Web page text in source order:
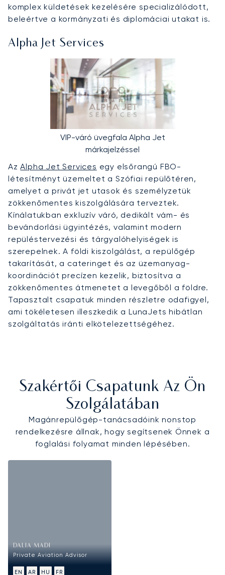
komplex küldetések kezelésére specializálódott,
beleértve a kormányzati és diplomáciai utakat is.
Alpha Jet Services
VIP-váró üvegfala Alpha Jet
márkajelzéssel
AzAlpha Jet Services egy elsőrangú FBO-
létesítményt üzemeltet a Szófiai repülőtéren,
amelyet a privát jet utasok és személyzetük
zökkenőmentes kiszolgálására terveztek.
Kínálatukban exkluzív váró, dedikált vám- és
bevándorlási ügyintézés, valamint modern
repüléstervezési és tárgyalóhelyiségek is
szerepelnek. A földi kiszolgálást, a repülőgép
takarítását, a cateringet és az üzemanyag-
koordinációt precízen kezelik, biztosítva a
zökkenőmentes átmenetet a levegőből a földre.
Tapasztalt csapatuk minden részletre odafigyel,
ami tökéletesen illeszkedik a LunaJets hibátlan
szolgáltatás iránti elkötelezettségéhez.
Szakértői Csapatunk Az Ön
Szolgálatában
Magánrepülőgép-tanácsadóink nonstop
rendelkezésre állnak, hogy segítsenek Önnek a
foglalási folyamat minden lépésében.
DALIA MADI
Private Aviation Advisor
EN AR HU FR